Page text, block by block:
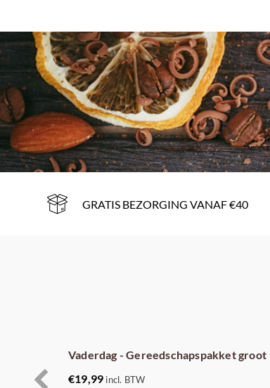
GRATIS BEZORGING VANAF €40
Vaderdag - Gereedschapspakket groot
€19,99 incl. BTW